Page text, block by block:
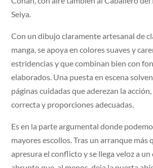
Seiya.
Con un dibujo claramente artesanal de
manga, se apoya en colores suaves y
estridencias y que combinan bien con
elaborados. Una puesta en escena
páginas cuidadas que aderezan la
correcta y proporciones adecuadas.
Es en la parte argumental donde
mayores escollos. Tras un arranque más
apresura el conflicto y se llega veloz a un